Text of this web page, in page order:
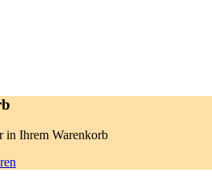
in Ihrem Warenkorb